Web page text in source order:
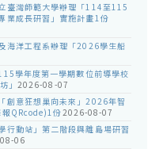
臺灣師範大學辦理「114至115
業成長研習」實施計畫1份
海洋工程系辦理「2026學生船
學年度第一學期數位前導學校
」 2026-08-07
創意狂想巢向未來」2026年智
QRcode)1份2026-08-07
行動站」第二階段與離島場研習
06